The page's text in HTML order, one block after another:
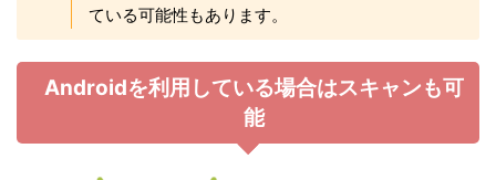
ている可能性もあります。
Androidを利用している場合はスキャンも可
能